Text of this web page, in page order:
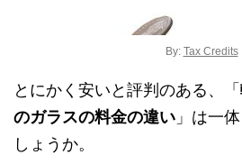
By: Tax Credits
とにかく安いと評判のある、「
のガラスの料金の違い 」は一
しょうか。